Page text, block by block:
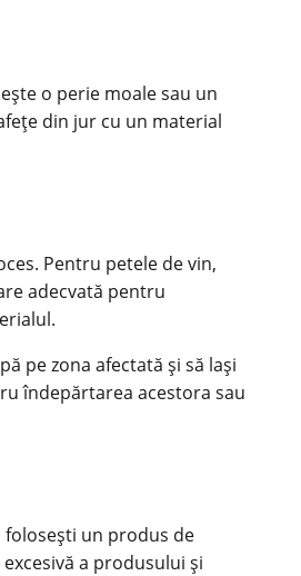
o perie moale sau un
din jur cu un material
Pentru petele de vin,
adecvată pentru
pe zona afectată și să lași
îndepărtarea acestora sau
un produs de
a produsului și